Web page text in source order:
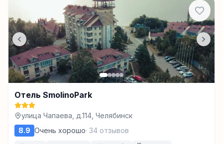
Отель SmolinoPark
улица Чапаева, д.114, Челябинск
8.9 Очень хорошо· 34 отзывов